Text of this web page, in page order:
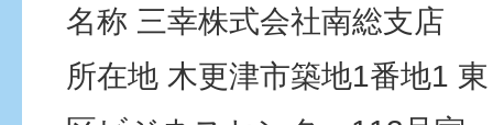
名称 三幸株式会社南総支店
所在地 木更津市築地1番地1